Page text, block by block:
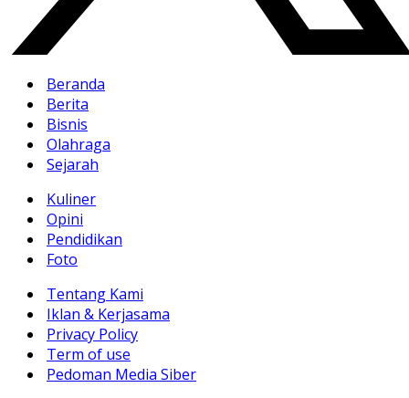
Beranda
Berita
Bisnis
Olahraga
Sejarah
Kuliner
Opini
Pendidikan
Foto
Tentang Kami
Iklan & Kerjasama
Privacy Policy
Term of use
Pedoman Media Siber